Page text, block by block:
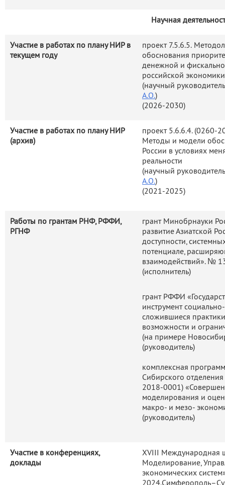
Научная
Участие в работах по плану НИР в
текущем году
проект 7.5.6.5.
обоснования
денежной и
российской
(научный
А.О.)
(2026-2030)
Участие в работах по плану НИР
(архив)
проект 5.6.6.4. (0260-
Методы и модели
России в условиях
реальности
(научный
А.О.)
(2021-2025)
Работы по грантам РНФ, РФФИ,
РГНФ
грант Минобрнауки
развитие Азиатской
доступности,
потенциале,
взаимодействий». №
(исполнитель)
грант РФФИ
инструмент
сложившиеся
возможности и
(на примере
(руководитель)
комплексная
Сибирского
2018-0001)
моделирования и
макро- и мезо-
(руководитель)
Участие в конференциях,
доклады
XVIII Международная
Моделирование,
экономических